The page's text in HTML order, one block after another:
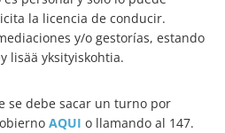
la licencia de conducir.
y/o gestorías, estando
lisää yksityiskohtia.
se debe sacar un turno por
AQUI o llamando al 147.